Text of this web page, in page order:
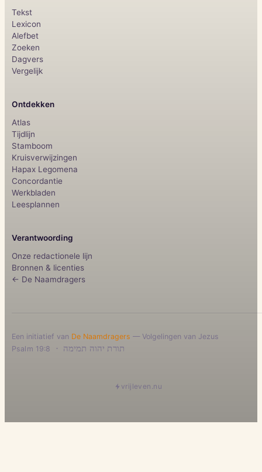
Tekst
Lexicon
Alefbet
Zoeken
Dagvers
Vergelijk
Ontdekken
Atlas
Tijdlijn
Stamboom
Kruisverwijzingen
Hapax Legomena
Concordantie
Werkbladen
Leesplannen
Verantwoording
Onze redactionele lijn
Bronnen & licenties
← De Naamdragers
Een initiatief van De Naamdragers — Volgelingen van Jezus
תורת יהוה תמימה ·
Psalm 19:8
vrijleven.nu